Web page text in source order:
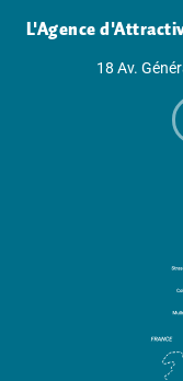
L'Agence
18 Av.